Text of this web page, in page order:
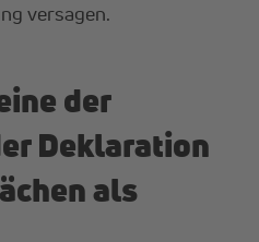
versagen.
der
Deklaration
als